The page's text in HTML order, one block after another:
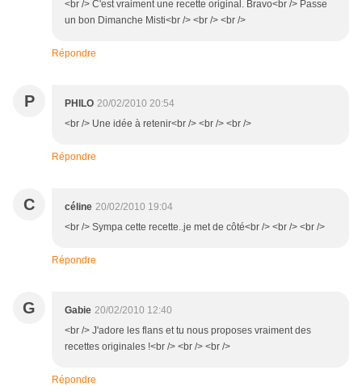
<br /> C'est vraiment une recette original. Bravo<br /> Passe
un bon Dimanche Misti<br /> <br /> <br />
Répondre
P PHILO 20/02/2010 20:54
<br /> Une idée à retenir<br /> <br /> <br />
Répondre
C céline 20/02/2010 19:04
<br /> Sympa cette recette..je met de côté<br /> <br /> <br />
Répondre
G Gabie 20/02/2010 12:40
<br /> J'adore les flans et tu nous proposes vraiment des
recettes originales !<br /> <br /> <br />
Répondre